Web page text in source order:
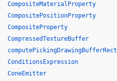
CompositeMaterialProperty
CompositePositionProperty
CompositeProperty
CompressedTextureBuffer
ConditionsExpression
ConeEmitter